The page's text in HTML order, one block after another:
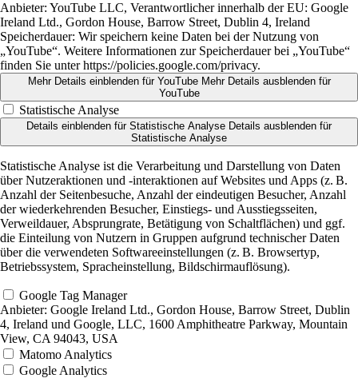
Anbieter: YouTube LLC, Verantwortlicher innerhalb der EU: Google
Ireland Ltd., Gordon House, Barrow Street, Dublin 4, Ireland
Speicherdauer: Wir speichern keine Daten bei der Nutzung von
„YouTube“. Weitere Informationen zur Speicherdauer bei „YouTube“
finden Sie unter https://policies.google.com/privacy.
Mehr Details einblendenfür YouTube Mehr Details ausblendenfür
YouTube
Statistische Analyse
Details einblenden für Statistische Analyse Details ausblenden für
Statistische Analyse
Statistische Analyse ist die Verarbeitung und Darstellung von Daten
über Nutzeraktionen und -interaktionen auf Websites und Apps (z. B.
Anzahl der Seitenbesuche, Anzahl der eindeutigen Besucher, Anzahl
der wiederkehrenden Besucher, Einstiegs- und Ausstiegsseiten,
Verweildauer, Absprungrate, Betätigung von Schaltflächen) und ggf.
die Einteilung von Nutzern in Gruppen aufgrund technischer Daten
über die verwendeten Softwareeinstellungen (z. B. Browsertyp,
Betriebssystem, Spracheinstellung, Bildschirmauflösung).
Google Tag Manager
Anbieter: Google Ireland Ltd., Gordon House, Barrow Street, Dublin
4, Ireland und Google, LLC, 1600 Amphitheatre Parkway, Mountain
View, CA 94043, USA
Matomo Analytics
Google Analytics